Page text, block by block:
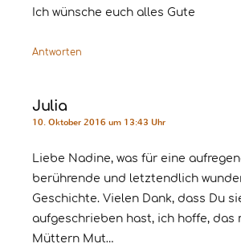
Ich wünsche euch alles Gute
Antworten
Julia
10. Oktober 2016 um 13:43 Uhr
Liebe Nadine, was für eine
berührende und letztendlich
Geschichte. Vielen Dank, dass Du
aufgeschrieben hast, ich hoffe, das
Müttern Mut…